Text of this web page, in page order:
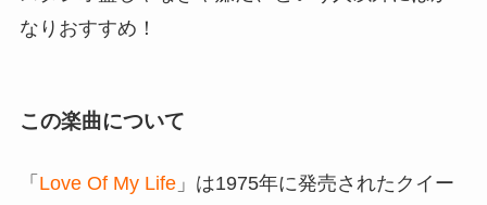
なりおすすめ！
この楽曲について
「 Love Of My Life」は1975年に発売されたクイー